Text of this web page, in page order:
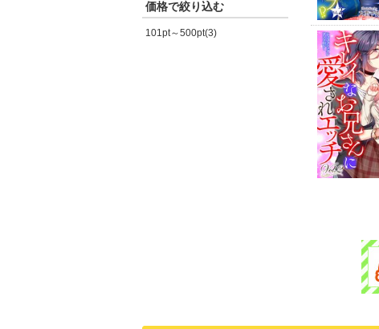
価格で絞り込む
101pt～500pt(3)